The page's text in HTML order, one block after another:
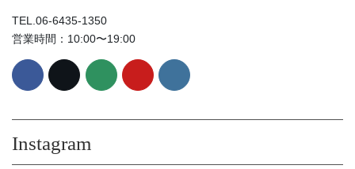
TEL.06-6435-1350
営業時間：10:00〜19:00
Instagram